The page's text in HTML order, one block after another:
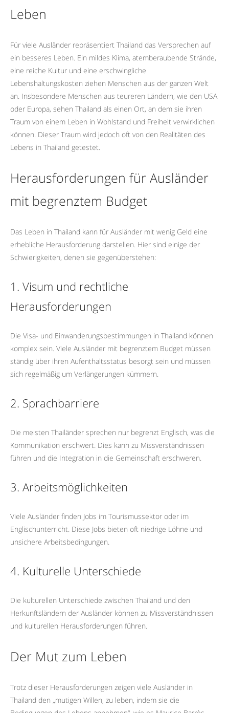
Leben
Für viele Ausländer repräsentiert Thailand das Versprechen auf
ein besseres Leben. Ein mildes Klima, atemberaubende Strände,
eine reiche Kultur und eine erschwingliche
Lebenshaltungskosten ziehen Menschen aus der ganzen Welt
an. Insbesondere Menschen aus teureren Ländern, wie den USA
oder Europa, sehen Thailand als einen Ort, an dem sie ihren
Traum von einem Leben in Wohlstand und Freiheit verwirklichen
können. Dieser Traum wird jedoch oft von den Realitäten des
Lebens in Thailand getestet.
Herausforderungen für Ausländer
mit begrenztem Budget
Das Leben in Thailand kann für Ausländer mit wenig Geld eine
erhebliche Herausforderung darstellen. Hier sind einige der
Schwierigkeiten, denen sie gegenüberstehen:
1. Visum und rechtliche
Herausforderungen
Die Visa- und Einwanderungsbestimmungen in Thailand können
komplex sein. Viele Ausländer mit begrenztem Budget müssen
ständig über ihren Aufenthaltsstatus besorgt sein und müssen
sich regelmäßig um Verlängerungen kümmern.
2. Sprachbarriere
Die meisten Thailänder sprechen nur begrenzt Englisch, was die
Kommunikation erschwert. Dies kann zu Missverständnissen
führen und die Integration in die Gemeinschaft erschweren.
3. Arbeitsmöglichkeiten
Viele Ausländer finden Jobs im Tourismussektor oder im
Englischunterricht. Diese Jobs bieten oft niedrige Löhne und
unsichere Arbeitsbedingungen.
4. Kulturelle Unterschiede
Die kulturellen Unterschiede zwischen Thailand und den
Herkunftsländern der Ausländer können zu Missverständnissen
und kulturellen Herausforderungen führen.
Der Mut zum Leben
Trotz dieser Herausforderungen zeigen viele Ausländer in
Thailand den „mutigen Willen, zu leben, indem sie die